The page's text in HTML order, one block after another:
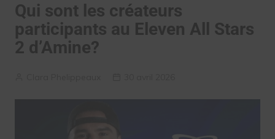
Qui sont les créateurs
participants au Eleven All Stars
2 d’Amine?